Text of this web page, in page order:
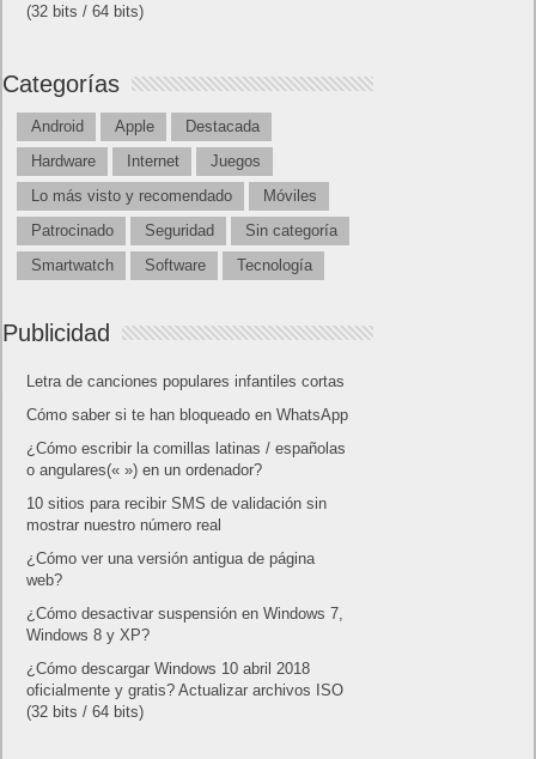
(32 bits / 64 bits)
Categorías
Android Apple
Destacada
Hardware
Internet
Juegos
Lo más visto y recomendado
Móviles
Patrocinado
Seguridad
Sin categoría
Smartwatch
Software Tecnología
Publicidad
Letra de canciones populares infantiles cortas
Cómo saber si te han bloqueado en WhatsApp
¿Cómo escribir la comillas latinas / españolas
o angulares(« ») en un ordenador?
10 sitios para recibir SMS de validación sin
mostrar nuestro número real
¿Cómo ver una versión antigua de página
web?
¿Cómo desactivar suspensión en Windows 7,
Windows 8 y XP?
¿Cómo descargar Windows 10 abril 2018
oficialmente y gratis? Actualizar archivos ISO
(32 bits / 64 bits)